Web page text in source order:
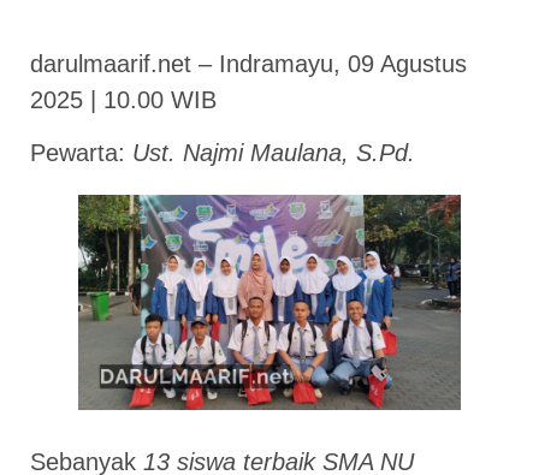
darulmaarif.net – Indramayu, 09 Agustus
2025 | 10.00 WIB
Pewarta: Ust. Najmi Maulana, S.Pd.
Sebanyak 13 siswa terbaik SMA NU